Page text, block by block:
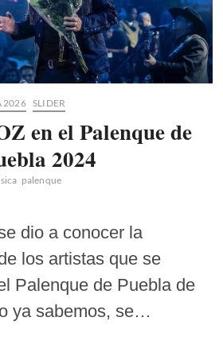
2026 SLIDER
en el Palenque de
2024
palenque
dio a conocer la
los artistas que se
Palenque de Puebla de
ya sabemos, se…